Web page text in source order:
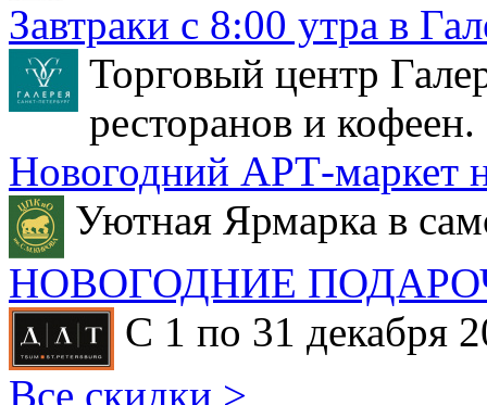
Завтраки с 8:00 утра в
Торговый центр
ресторанов и кофеен.
Новогодний АРТ-маркет
Уютная Ярмарка в
НОВОГОДНИЕ
С 1 по 31 декабря
Все скидки >